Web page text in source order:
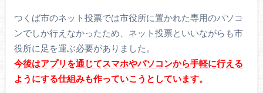
つくば市のネット投票では市役所に置かれた専用のパソコ
ンでしか行えなかったため、ネット投票といいながらも市
役所に足を運ぶ必要がありました。
今後はアプリを通じてスマホやパソコンから手軽に行える
ようにする仕組みも作っていこうとしています。